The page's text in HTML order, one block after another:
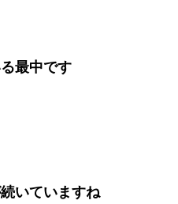
最中です
いていますね